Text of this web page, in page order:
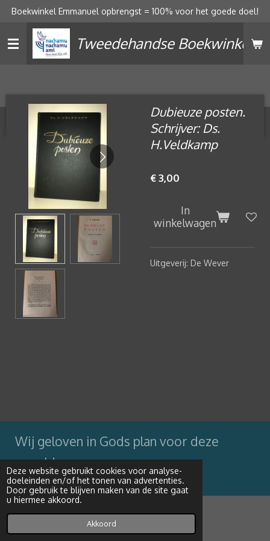
Deze website gebruikt cookies voor analyse-
doeleinden en/of het tonen van advertenties.
Door gebruik te blijven maken van de site gaat
u hiermee akkoord.
Akkoord
Ga
naar
hoofdinhoud
Tweedehandse Boekwinkel
Boekwinkel Emmanuel opbrengst = 100% voor het goede doel!
Dubieuze posten.
Schrijver: Ds.
H.Veldkamp
€ 3,00
In
winkelwagen
Uitgeverij: De Wever
Wij geloven in Gods plan voor deze
wereld
Powered byJouwWeb